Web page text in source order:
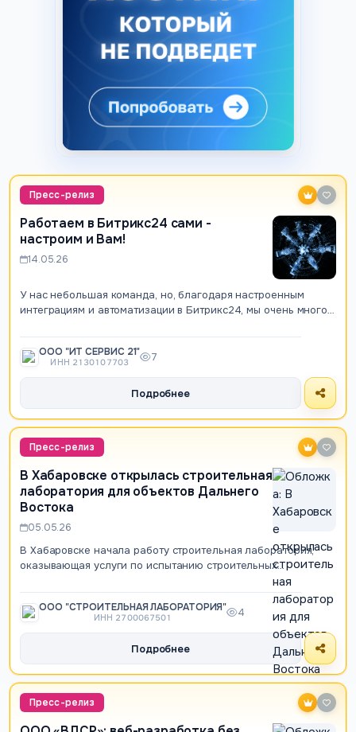
Пресс-релиз
Работаем в Битрикс24 сами -
настроим и Вам!
14.05.26
У нас небольшая команда, но, благодаря настроенным
интеграциям и автоматизации в Битрикс24, мы очень много
ООО "ИТ СЕРВИС 21"
ИНН 2130107703 7
Подробнее
Пресс-релиз
В Хабаровске открылась строительная
лаборатория для объектов Дальнего
Востока
05.05.26
В Хабаровске начала работу строительная лаборатория,
оказывающая услуги по испытанию строительных
ООО "СТРОИТЕЛЬНАЯ ЛАБОРАТОРИЯ"
ИНН 2700067501 4
Подробнее
Пресс-релиз